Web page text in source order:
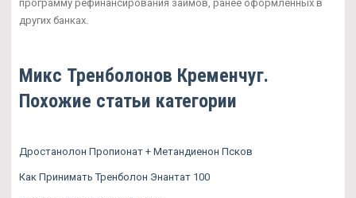
программу рефинансирования займов, ранее оформленных в
других банках.
Микс Тренболонов Кременчуг.
Похожие статьи категории
Дростанолон Пропионат + Метандиенон Псков
Как Принимать Тренболон Энантат 100